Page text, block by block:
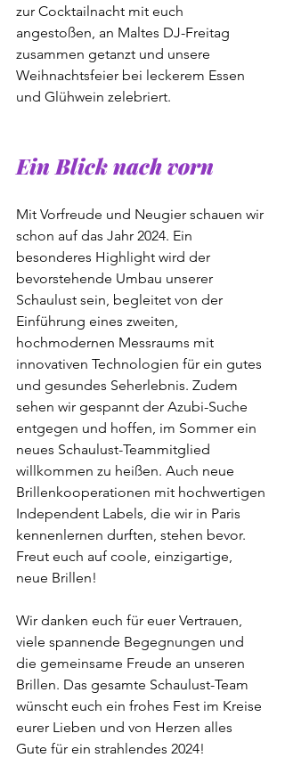
zur Cocktailnacht mit euch
angestoßen, an Maltes DJ-Freitag
zusammen getanzt und unsere
Weihnachtsfeier bei leckerem Essen
und Glühwein zelebriert.
Ein Blick nach vorn
Mit Vorfreude und Neugier schauen wir
schon auf das Jahr 2024. Ein
besonderes Highlight wird der
bevorstehende Umbau unserer
Schaulust sein, begleitet von der
Einführung eines zweiten,
hochmodernen Messraums mit
innovativen Technologien für ein gutes
und gesundes Seherlebnis. Zudem
sehen wir gespannt der Azubi-Suche
entgegen und hoffen, im Sommer ein
neues Schaulust-Teammitglied
willkommen zu heißen. Auch neue
Brillenkooperationen mit hochwertigen
Independent Labels, die wir in Paris
kennenlernen durften, stehen bevor.
Freut euch auf coole, einzigartige,
neue Brillen!
Wir danken euch für euer Vertrauen,
viele spannende Begegnungen und
die gemeinsame Freude an unseren
Brillen. Das gesamte Schaulust-Team
wünscht euch ein frohes Fest im Kreise
eurer Lieben und von Herzen alles
Gute für ein strahlendes 2024!